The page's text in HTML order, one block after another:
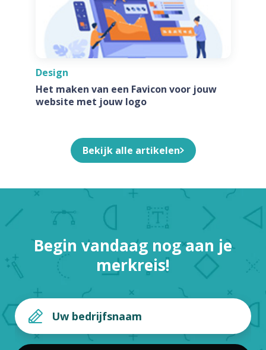
Design
Het maken van een Favicon voor jouw
website met jouw logo
Bekijk alle artikelen
Begin vandaag nog aan je
merkreis!